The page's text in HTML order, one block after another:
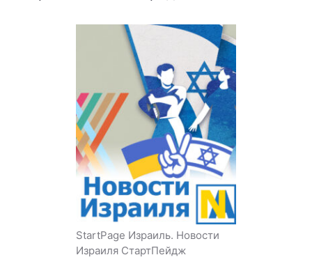
StartPage Израиль. Новости
Израиля СтартПейдж